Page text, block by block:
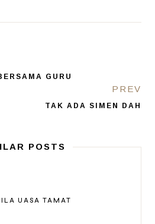
GURU
PREV
TAK ADA SIMEN DAH
POSTS
UASA TAMAT